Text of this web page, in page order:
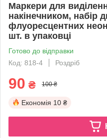
Маркери для
накінечником, набір
флуоресцентних
шт. в упаковці
Готово до відправки
Код: 818-4
Роздріб
90 ₴ 100 ₴
Економія 10 ₴